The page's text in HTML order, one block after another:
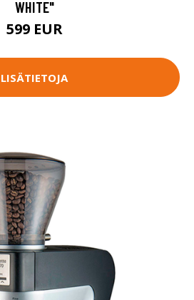
WHITE"
599 EUR
LISÄTIETOJA